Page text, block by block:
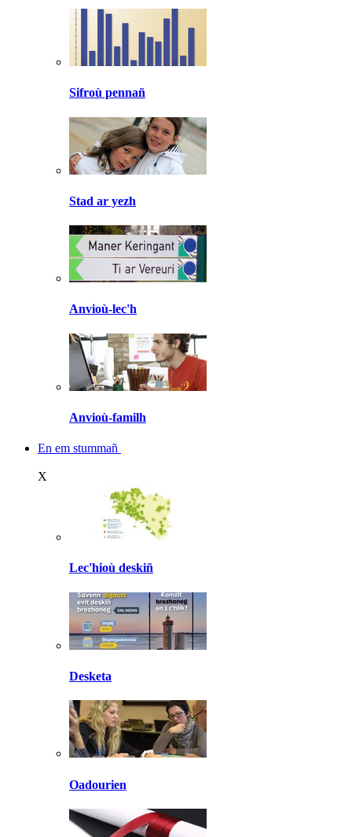
Sifroù pennañ
Stad ar yezh
Anvioù-lec'h
Anvioù-familh
En em stummañ
X
Lec'hioù deskiñ
Desketa
Oadourien